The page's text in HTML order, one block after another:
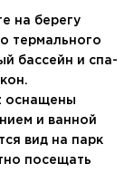
на берегу
термального
бассейн и спа-
оснащены
и ванной
вид на парк
посещать